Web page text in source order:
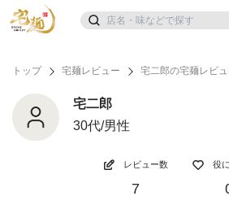
トップ 宅麺レビュー 宅二郎の宅麺レビ
宅二郎
30代/男性
レビュー数
7
役